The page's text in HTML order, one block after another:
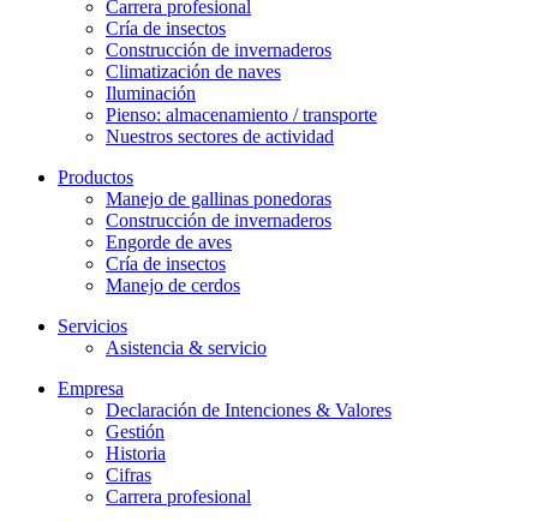
Carrera profesional
Cría de insectos
Construcción de invernaderos
Climatización de naves
Iluminación
Pienso: almacenamiento / transporte
Nuestros sectores de actividad
Productos
Manejo de gallinas ponedoras
Construcción de invernaderos
Engorde de aves
Cría de insectos
Manejo de cerdos
Servicios
Asistencia & servicio
Empresa
Declaración de Intenciones & Valores
Gestión
Historia
Cifras
Carrera profesional